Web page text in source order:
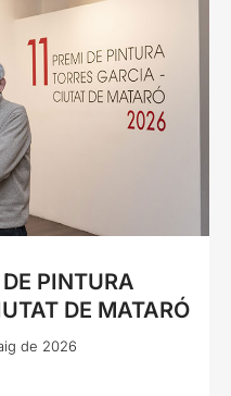
PINTURA
DE MATARÓ
de 2026